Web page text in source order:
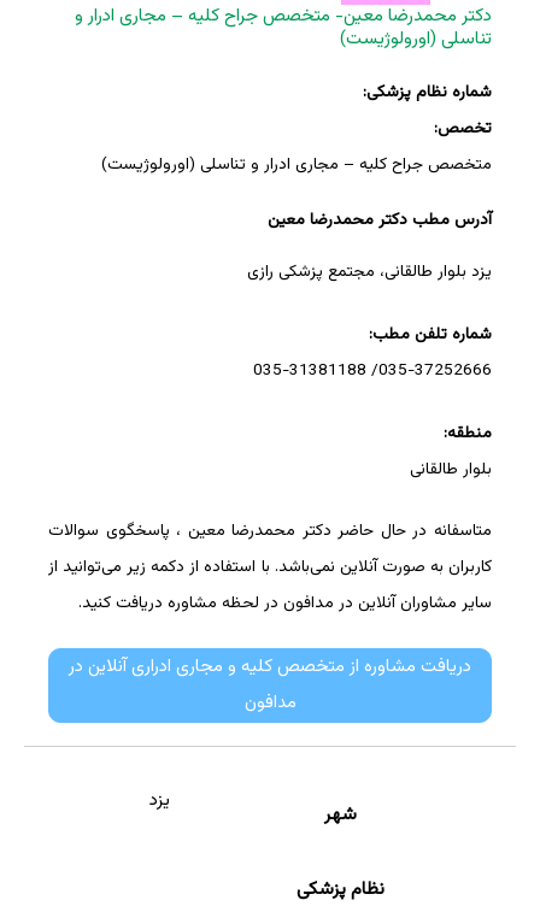
دکتر محمدرضا معین- متخصص جراح کلیه – مجاری ادرار و
تناسلی (اورولوژیست)
شماره نظام پزشکی:
تخصص:
متخصص جراح کلیه – مجاری ادرار و تناسلی (اورولوژیست)
آدرس مطب دکتر محمدرضا معین
یزد بلوار طالقانی، مجتمع پزشکی رازی
شماره تلفن مطب:
035-37252666/ 035-31381188
منطقه:
بلوار طالقانی
متاسفانه در حال حاضر دکتر محمدرضا معین ، پاسخگوی سوالات
کاربران به صورت آنلاین نمی‌باشد. با استفاده از دکمه زیر می‌توانید از
سایر مشاوران آنلاین در مدافون در لحظه مشاوره دریافت کنید.
دریافت مشاوره از متخصص کلیه و مجاری ادراری آنلاین در
مدافون
شهر
یزد
نظام پزشکی